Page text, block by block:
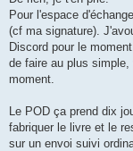
a
g
Pour l'espace
(cf ma signature).
Discord pour le
de faire au plus
moment.
Le POD ça prend dix
fabriquer le livre et le
sur un envoi suivi